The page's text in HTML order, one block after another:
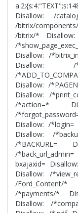
Disallow: /
/bitrix/
/bitrix/* Disallow:
/
Disallow: /
Disallow: /
/
Disallow: /
Disallow: /
/*action=*
/
Disallow: /
Disallow: /
/*BACKURL=
/
bxajaxid=
Disallow: /
/
/*payments/*
Disallow: /